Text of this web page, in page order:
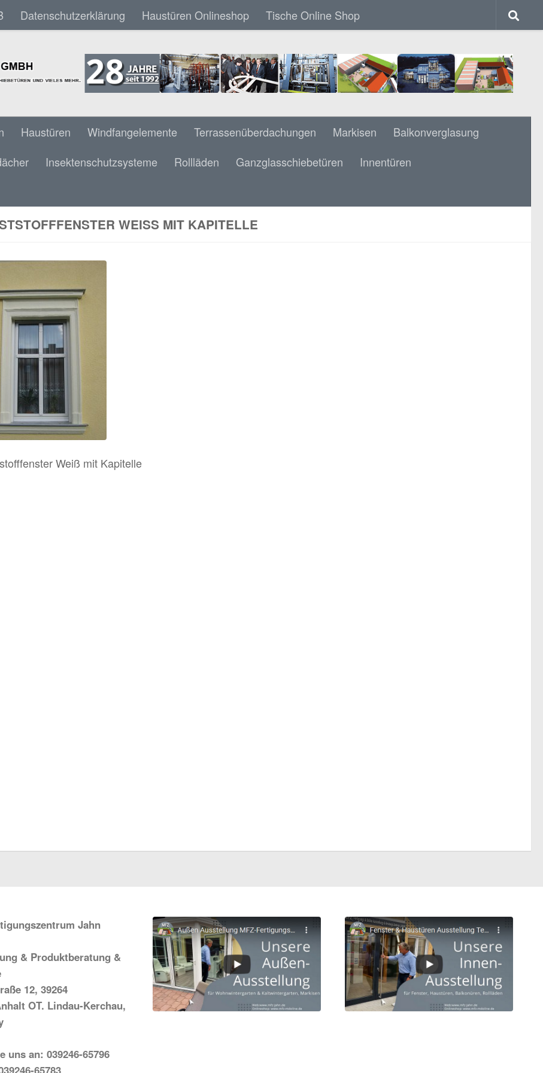
Datenschutzerklärung Haustüren Onlineshop Tische Online Shop
Haustüren Windfangelemente Terrassenüberdachungen Markisen
Balkonverglasung
Insektenschutzsysteme Rollläden Ganzglasschiebetüren
Innentüren
WEISS MIT KAPITELLE
Weiß mit Kapitelle
Jahn
& Produktberatung &
12, 39264
OT. Lindau-Kerchau,
uns an: 039246-65796
65783